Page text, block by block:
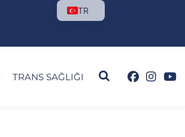
TRANS SAĞLIĞI
TR